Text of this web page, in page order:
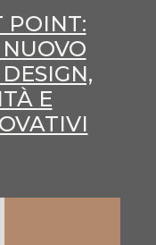
POINT:
E